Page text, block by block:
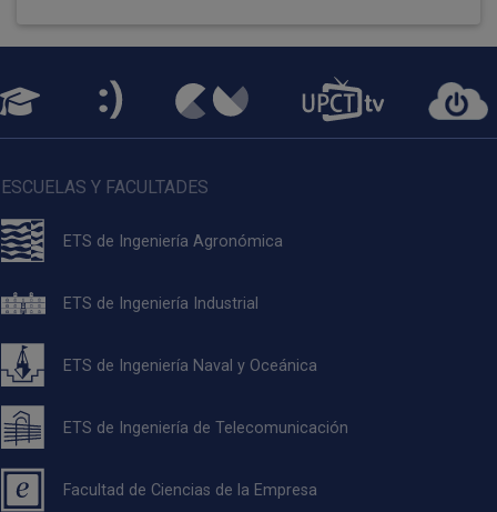
ESCUELAS Y FACULTADES
ETS de Ingeniería Agronómica
ETS de Ingeniería Industrial
ETS de Ingeniería Naval y Oceánica
ETS de Ingeniería de Telecomunicación
Facultad de Ciencias de la Empresa